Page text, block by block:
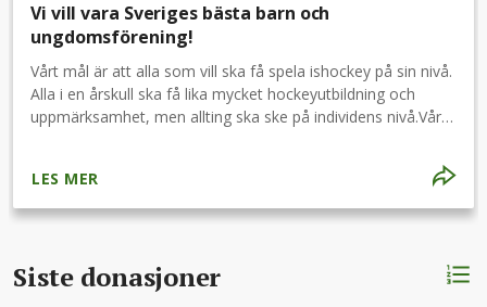
Vi vill vara Sveriges bästa barn och
ungdomsförening!
Vårt mål är att alla som vill ska få spela ishockey på sin nivå.
Alla i en årskull ska få lika mycket hockeyutbildning och
uppmärksamhet, men allting ska ske på individens nivå.Vårt
LES MER
Siste donasjoner